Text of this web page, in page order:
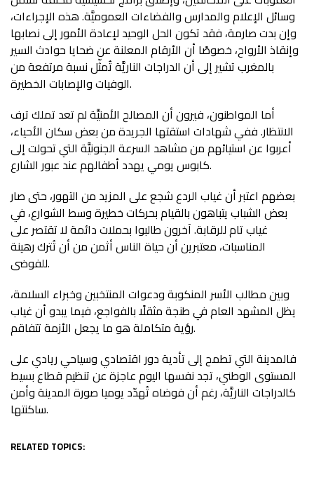
وسائل الإعلام والمدارس والفضاءات العموميَّة. هذه الإجراءات،
وإن بدت صارمة، فقد تكون الحل الوحيد لإعادة الأمور إلى نصابها
وإنقاذ الأرواح، خصوصًا أن الأرقام المعلنة عن ضحايا حوادث السير
بالمغرب تشير إلى أن الدراجات الناريَّة تُمثّل نسبة مرتفعة من
الوفيات والإصابات الخطيرة.
أما المواطنون، فيرون أن المصالح الأمنيَّة لم تعد تملك ترف
الانتظار. ففي شهادات استقتها الجريدة من بعض سكان الأحياء،
أعربوا عن استيائهم من مشاهد السرعة الجنونيَّة التي تحولت إلى
كابوس يومي يهدد أطفالهم عند عبور الشارع.
بعضهم اعتبر أن غياب الردع شجع على المزيد من التهور، حتى صار
بعض الشباب يتباهون بالقيام بحركات خطيرة وسط الشوارع، في
غياب تام للرقابة. آخرون طالبوا بحملات دائمة لا تقتصر على
المناسبات، معتبرين أن حياة الناس أثمن من أن تُترك رهينة
للفوضى.
وبين مطالب الأسر المنكوبة ودعوات المنتخبين وخبراء السلامة،
يظل المشهد العام في طنجة مثقلًا بالفواجع، فيما يبدو أن غياب
رؤية متكاملة هو ما يجعل الأزمة تتفاقم.
فالمدينة التي تطمح إلى تأدية دور اقتصادي وسياحي ريادي على
المستوى الوطني، تجد نفسها اليوم عاجزة عن تنظيم قطاع بسيط
كالدراجات الناريَّة، رغم أن فوضاه تُهدّد يوميا صورة المدينة وأمن
ساكنتها.
RELATED TOPICS: